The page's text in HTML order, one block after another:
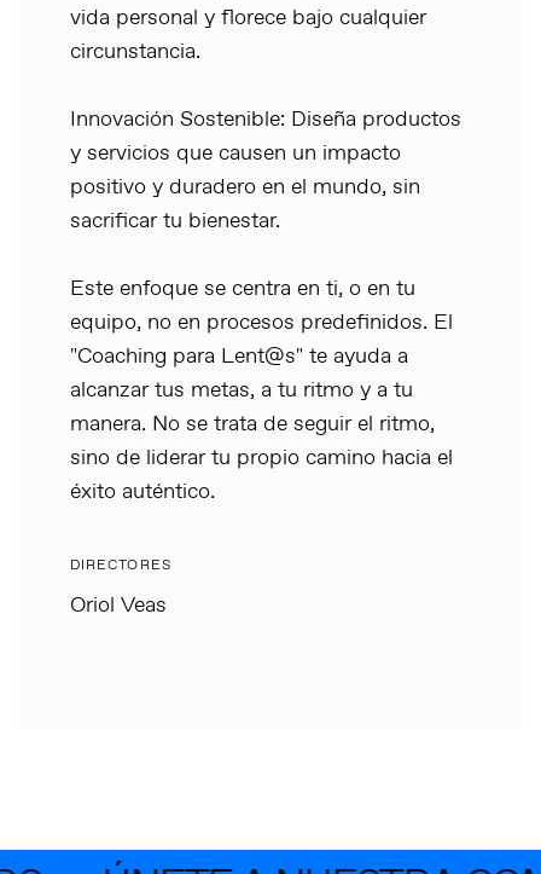
vida personal y florece bajo cualquier
circunstancia.
Innovación Sostenible: Diseña productos
y servicios que causen un impacto
positivo y duradero en el mundo, sin
sacrificar tu bienestar.
Este enfoque se centra en ti, o en tu
equipo, no en procesos predefinidos. El
"Coaching para Lent@s" te ayuda a
alcanzar tus metas, a tu ritmo y a tu
manera. No se trata de seguir el ritmo,
sino de liderar tu propio camino hacia el
éxito auténtico.
DIRECTORES
Oriol Veas